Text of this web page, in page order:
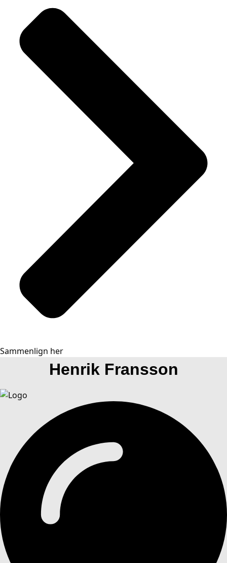
Sammenlign her
Henrik Fransson